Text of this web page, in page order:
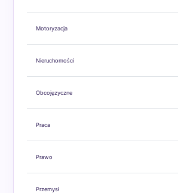
Motoryzacja
Nieruchomości
Obcojęzyczne
Praca
Prawo
Przemysł